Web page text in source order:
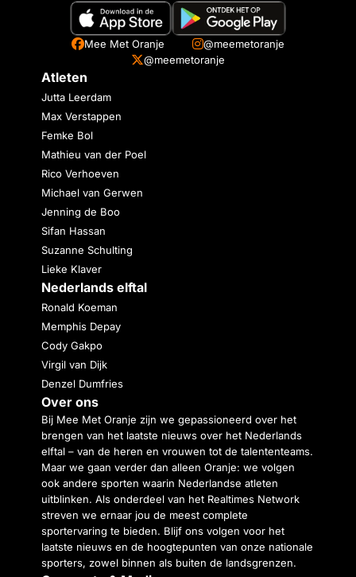
Mee Met Oranje
@meemetoranje
@meemetoranje
Atleten
Jutta Leerdam
Max Verstappen
Femke Bol
Mathieu van der Poel
Rico Verhoeven
Michael van Gerwen
Jenning de Boo
Sifan Hassan
Suzanne Schulting
Lieke Klaver
Nederlands elftal
Ronald Koeman
Memphis Depay
Cody Gakpo
Virgil van Dijk
Denzel Dumfries
Over ons
Bij Mee Met Oranje zijn we gepassioneerd over het
brengen van het laatste nieuws over het Nederlands
elftal – van de heren en vrouwen tot de talententeams.
Maar we gaan verder dan alleen Oranje: we volgen
ook andere sporten waarin Nederlandse atleten
uitblinken. Als onderdeel van het Realtimes Network
streven we ernaar jou de meest complete
sportervaring te bieden. Blijf ons volgen voor het
laatste nieuws en de hoogtepunten van onze nationale
sporters, zowel binnen als buiten de landsgrenzen.